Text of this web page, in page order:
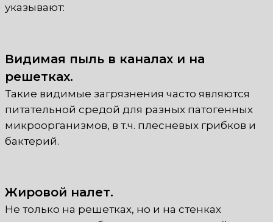
указывают:
Видимая пыль в каналах и на
решетках.
Такие видимые загрязнения часто являются
питательной средой для разных патогенных
микроорганизмов, в т.ч. плесневых грибков и
бактерий.
Жировой налет.
Не только на решетках, но и на стенках